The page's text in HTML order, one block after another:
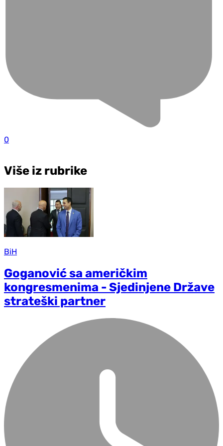
0
Više iz rubrike
BiH
Goganović sa američkim
kongresmenima - Sjedinjene Države
strateški partner